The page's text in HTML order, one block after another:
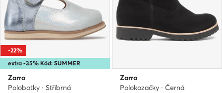
extra -35% Kód: SUMMER
-22%
Zarro
Polobotky · Stříbrná
Zarro
Polokozačky · Černá